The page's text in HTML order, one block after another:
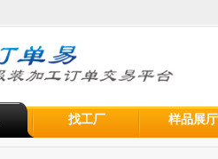
找工厂 样品展厅